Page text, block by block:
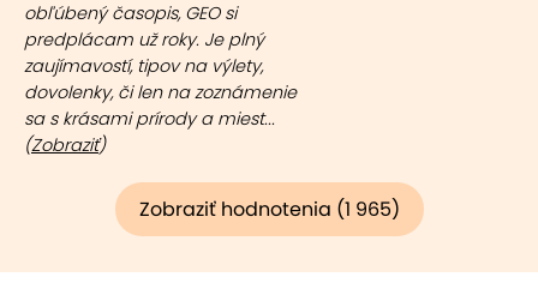
obľúbený časopis, GEO si
predplácam už roky. Je plný
zaujímavostí, tipov na výlety,
dovolenky, či len na zoznámenie
sa s krásami prírody a miest...
(Zobraziť)
Zobraziť hodnotenia (1 965)